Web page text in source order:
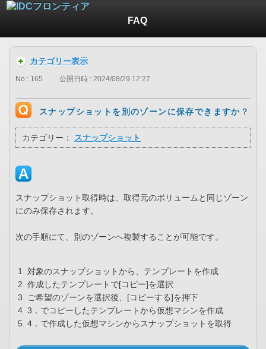
FAQ
カテゴリー表示
No : 165 公開日時 : 2024/08/29 12:27
スナップショットを別のゾーンに保存できますか？
カテゴリー： スナップショット
スナップショット取得時は、取得元のボリュームと同じゾーン
にのみ保存されます。
次の手順にて、別のゾーンへ複製することが可能です。
対象のスナップショットから、テンプレートを作成
作成したテンプレートで[コピー]を選択
ご希望のゾーンを選択後、[コピーする]を押下
3．でコピーしたテンプレートから仮想マシンを作成
4．で作成した仮想マシンからスナップショットを取得